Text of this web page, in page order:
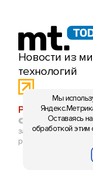
Новости из
технологий
РЕКЛАМА:
© 2006-2026 mt.today
защищены.
разрешено при
Мы
Оставаясь
обработкой этим